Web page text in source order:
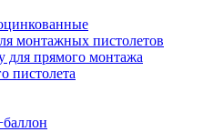
монтажных пистолетов
для прямого монтажа
пистолета